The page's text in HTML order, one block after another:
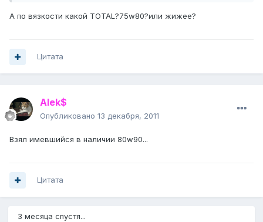
А по вязкости какой TOTAL?75w80?или жижее?
Цитата
Alek$
Опубликовано 13 декабря, 2011
Взял имевшийся в наличии 80w90...
Цитата
3 месяца спустя...